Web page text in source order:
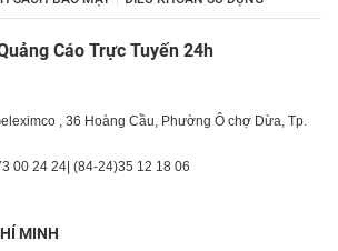
Cáo Trực Tuyến 24h
, 36 Hoàng Cầu, Phường Ô chợ Dừa, Tp.
00 24 24 | (84-24)35 12 18 06
MINH